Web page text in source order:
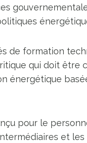
de formation
qui doit
énergétique
pour le
et les